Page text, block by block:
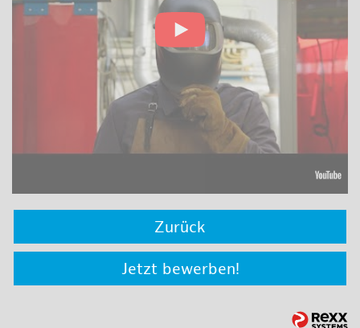
Zurück
Jetzt bewerben!